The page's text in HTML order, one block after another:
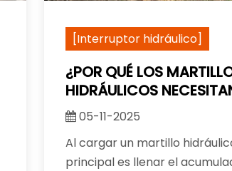
[Interruptor hidráulico]
¿POR QUÉ LOS
HIDRÁULICOS
DE NITRÓGENO?
05-11-2025
Al cargar un martillo
principal es llenar el